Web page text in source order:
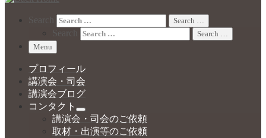
Search Search …
Search
Search …
Menu
プロフィール
講演会・司会
講演会ブログ
コンタクト
講演会・司会のご依頼
取材・出演等のご依頼